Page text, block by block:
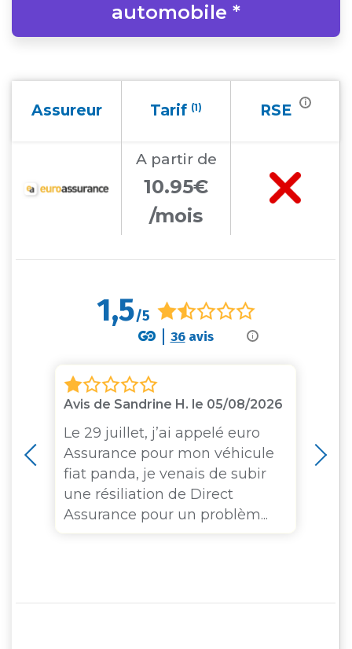
automobile *
Assureur Tarif (1) RSE i
A partir de
10.95€
/mois
i
1,5/5
36avis
Avis de Sandrine H. le 05/08/2026
Le 29 juillet, j’ai appelé euro
Assurance pour mon véhicule
fiat panda, je venais de subir
une résiliation de Direct
Assurance pour un problèm...